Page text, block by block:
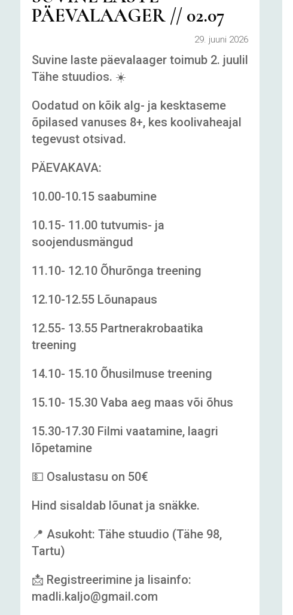
PÄEVALAAGER // 02.07
29. juuni 2026
Suvine laste päevalaager toimub 2. juulil
Tähe stuudios. ☀️
Oodatud on kõik alg- ja kesktaseme
õpilased vanuses 8+, kes koolivaheajal
tegevust otsivad.
PÄEVAKAVA:
10.00-10.15 saabumine
10.15- 11.00 tutvumis- ja
soojendusmängud
11.10- 12.10 Õhurõnga treening
12.10-12.55 Lõunapaus
12.55- 13.55 Partnerakrobaatika
treening
14.10- 15.10 Õhusilmuse treening
15.10- 15.30 Vaba aeg maas või õhus
15.30-17.30 Filmi vaatamine, laagri
lõpetamine
💵 Osalustasu on 50€
Hind sisaldab lõunat ja snäkke.
📍 Asukoht: Tähe stuudio (Tähe 98,
Tartu)
📩 Registreerimine ja lisainfo:
madli.kaljo@gmail.com